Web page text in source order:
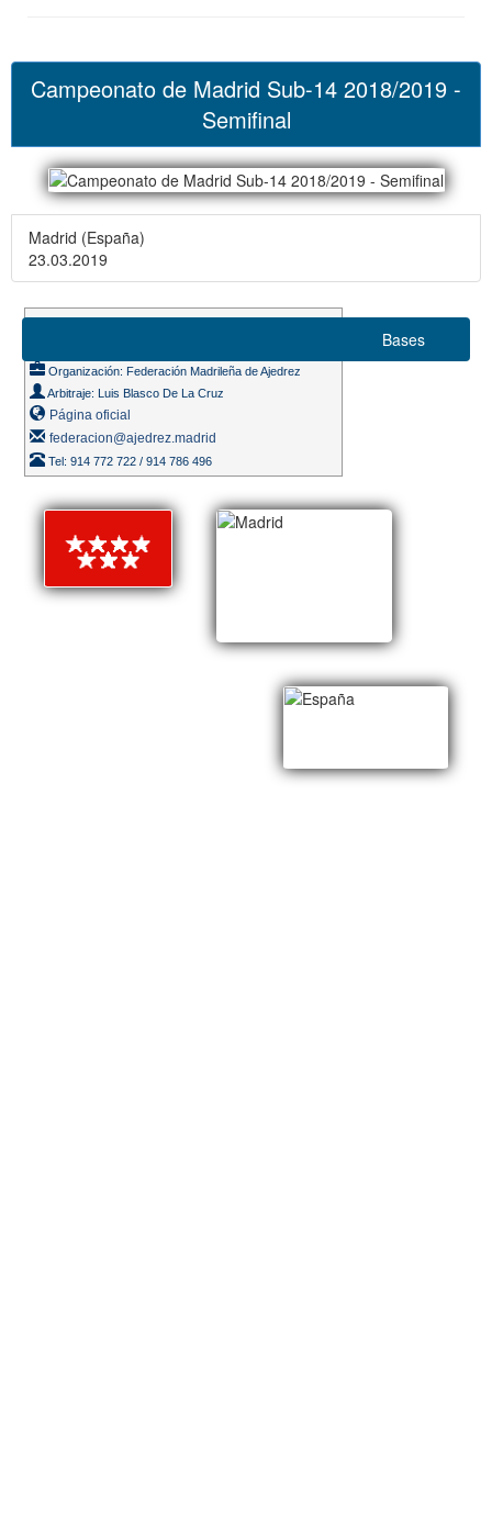
Campeonato de Madrid Sub-14 2018/2019 -
Semifinal
Madrid (España)
23.03.2019
Organización: Federación Madrileña de Ajedrez
Arbitraje: Luis Blasco De La Cruz
Página oficial
federacion@ajedrez.madrid
Tel: 914 772 722 / 914 786 496
Bases